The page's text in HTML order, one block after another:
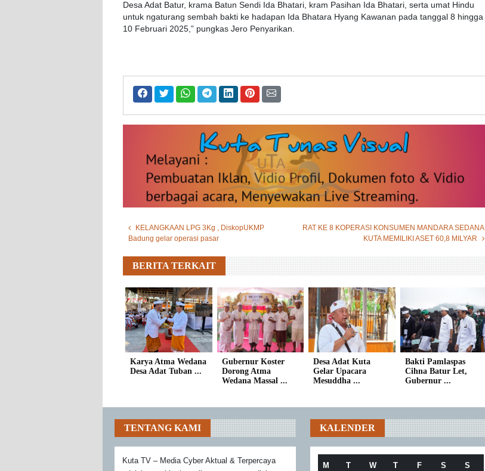
Desa Adat Batur, krama Batun Sendi Ida Bhatari, kram Pasihan Ida Bhatari, serta umat Hindu
untuk ngaturang sembah bakti ke hadapan Ida Bhatara Hyang Kawanan pada tanggal 8 hingga
10 Februari 2025,” pungkas Jero Penyarikan.
KELANGKAAN LPG 3Kg , DiskopUKMP
Badung gelar operasi pasar
RAT KE 8 KOPERASI KONSUMEN MANDARA SEDANA
KUTA MEMILIKI ASET 60,8 MILYAR
BERITA TERKAIT
Karya Atma Wedana
Desa Adat Tuban ...
Gubernur Koster
Dorong Atma
Wedana Massal ...
Desa Adat Kuta
Gelar Upacara
Mesuddha ...
Bakti Pamlaspas
Cihna Batur Let,
Gubernur ...
TENTANG KAMI
Kuta TV – Media Cyber Aktual & Terpercaya
KALENDER
M T W T F S S